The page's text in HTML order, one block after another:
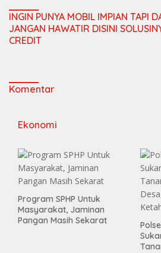
INGIN PUNYA MOBIL IMPIAN TAPI
JANGAN HAWATIR DISINI
CREDIT
Komentar
Ekonomi
Program SPHP Untuk
Masyarakat, Jaminan
Pangan Masih Sekarat